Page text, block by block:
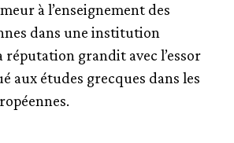
à l’enseignement des
dans une institution
réputation grandit avec l’essor
aux études grecques dans les